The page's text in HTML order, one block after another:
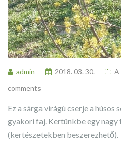
admin 2018. 03. 30. A
comments
Ez a sárga virágú cserje a húsos
gyakori faj. Kertünkbe egy
(kertészetekben beszerezhető).